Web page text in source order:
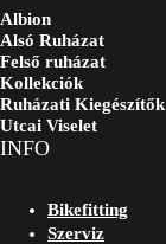
Albion
Alsó Ruházat
Felső ruházat
Kollekciók
Ruházati Kiegészítők
Utcai Viselet
INFO
Bikefitting
Szerviz